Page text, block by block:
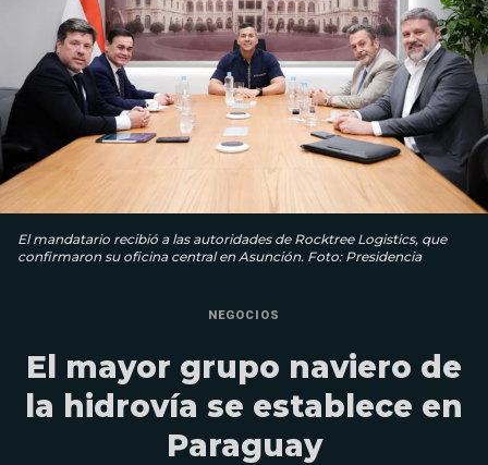
El mandatario recibió a las autoridades de Rocktree Logistics, que
confirmaron su oficina central en Asunción. Foto: Presidencia
NEGOCIOS
El mayor grupo naviero de
la hidrovía se establece en
Paraguay